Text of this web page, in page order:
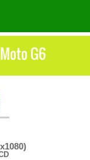
G6